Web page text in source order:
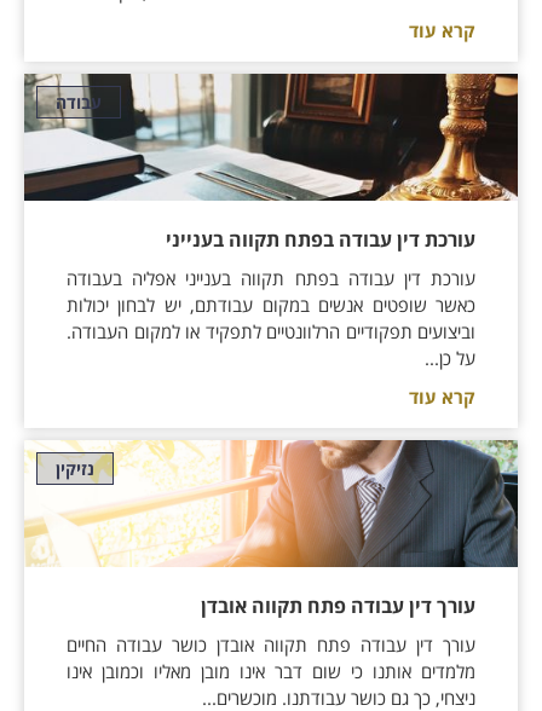
קרא עוד
עבודה
עורכת דין עבודה בפתח תקווה בענייני
עורכת דין עבודה בפתח תקווה בענייני אפליה בעבודה
כאשר שופטים אנשים במקום עבודתם, יש לבחון יכולות
וביצועים תפקודיים הרלוונטיים לתפקיד או למקום העבודה.
על כן...
קרא עוד
נזיקין
עורך דין עבודה פתח תקווה אובדן
עורך דין עבודה פתח תקווה אובדן כושר עבודה החיים
מלמדים אותנו כי שום דבר אינו מובן מאליו וכמובן אינו
ניצחי, כך גם כושר עבודתנו. מוכשרים...